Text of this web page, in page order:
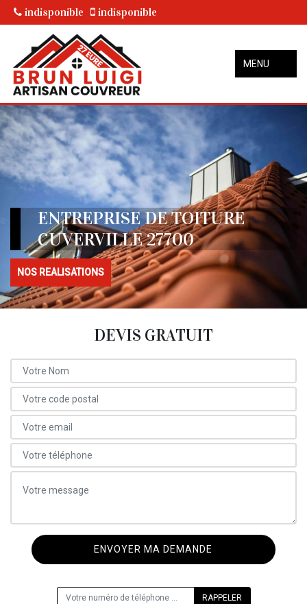
indisponible indisponible
MENU
ENTREPRISE DE TOITURE
CUVERVILLE 27700
NOS REALISATIONS
DEVIS GRATUIT